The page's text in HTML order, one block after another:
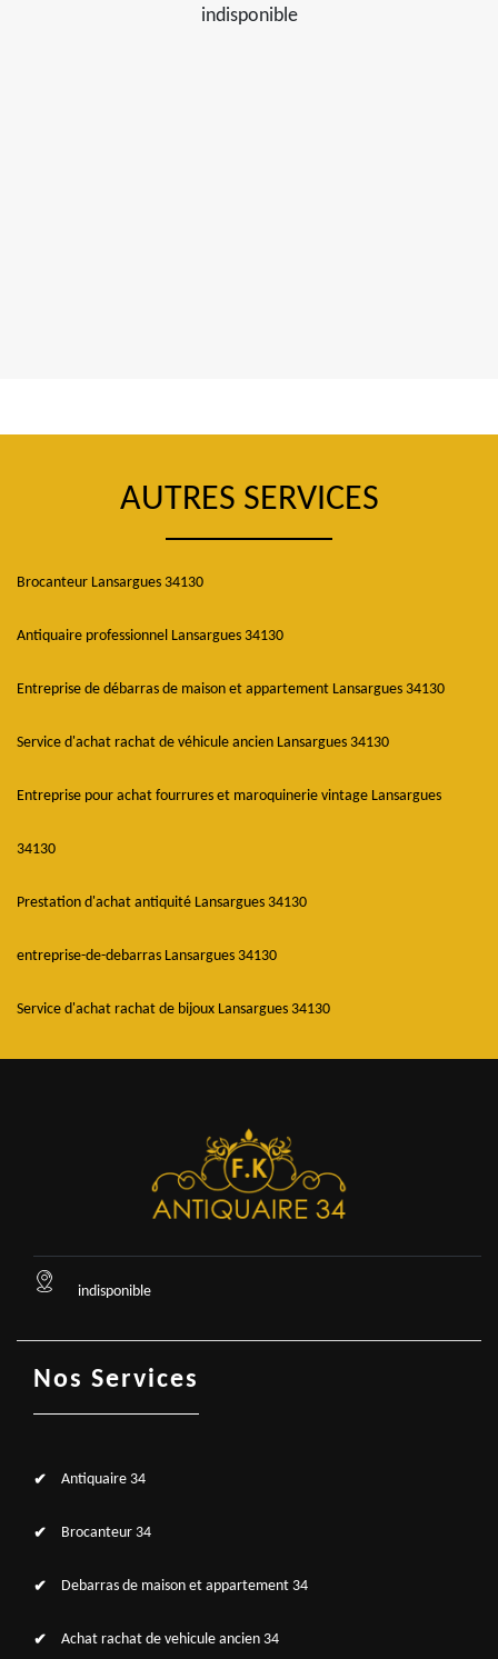
indisponible
AUTRES SERVICES
Brocanteur Lansargues 34130
Antiquaire professionnel Lansargues 34130
Entreprise de débarras de maison et appartement Lansargues 34130
Service d'achat rachat de véhicule ancien Lansargues 34130
Entreprise pour achat fourrures et maroquinerie vintage Lansargues
34130
Prestation d'achat antiquité Lansargues 34130
entreprise-de-debarras Lansargues 34130
Service d'achat rachat de bijoux Lansargues 34130
indisponible
Nos Services
Antiquaire 34
Brocanteur 34
Debarras de maison et appartement 34
Achat rachat de vehicule ancien 34